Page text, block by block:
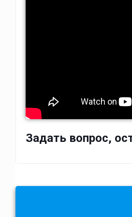
Задать вопрос,